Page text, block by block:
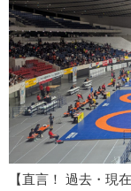
【直言！ 過去・現